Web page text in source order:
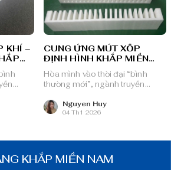
KHÍ –
lược
trên
CUNG ỨNG MÚT XỐP
ĐỊNH HÌNH KHẮP MIỀN
NAM
Hòa mình vào thời đại “bình
thường mới”, ngành truyền
nguồn lực dồi dào và chiến lược
bài bản, sẵn sàng ghi danh trên
Nguyen Huy
04 Th1 2026
KHẮP MIỀN NAM